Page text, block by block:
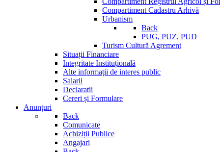
Compartiment Cadastru Arhivă
Urbanism
Back
PUG, PUZ, PUD
Turism Cultură Agrement
Situații Financiare
Integritate Instituțională
Alte informații de interes public
Salarii
Declaratii
Cereri și Formulare
Anunțuri
Back
Comunicate
Achiziții Publice
Angajari